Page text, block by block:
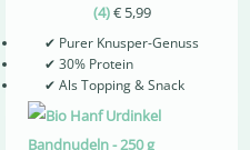
(4)€5,99
✔ Purer Knusper-Genuss
✔ 30% Protein
✔ Als Topping & Snack